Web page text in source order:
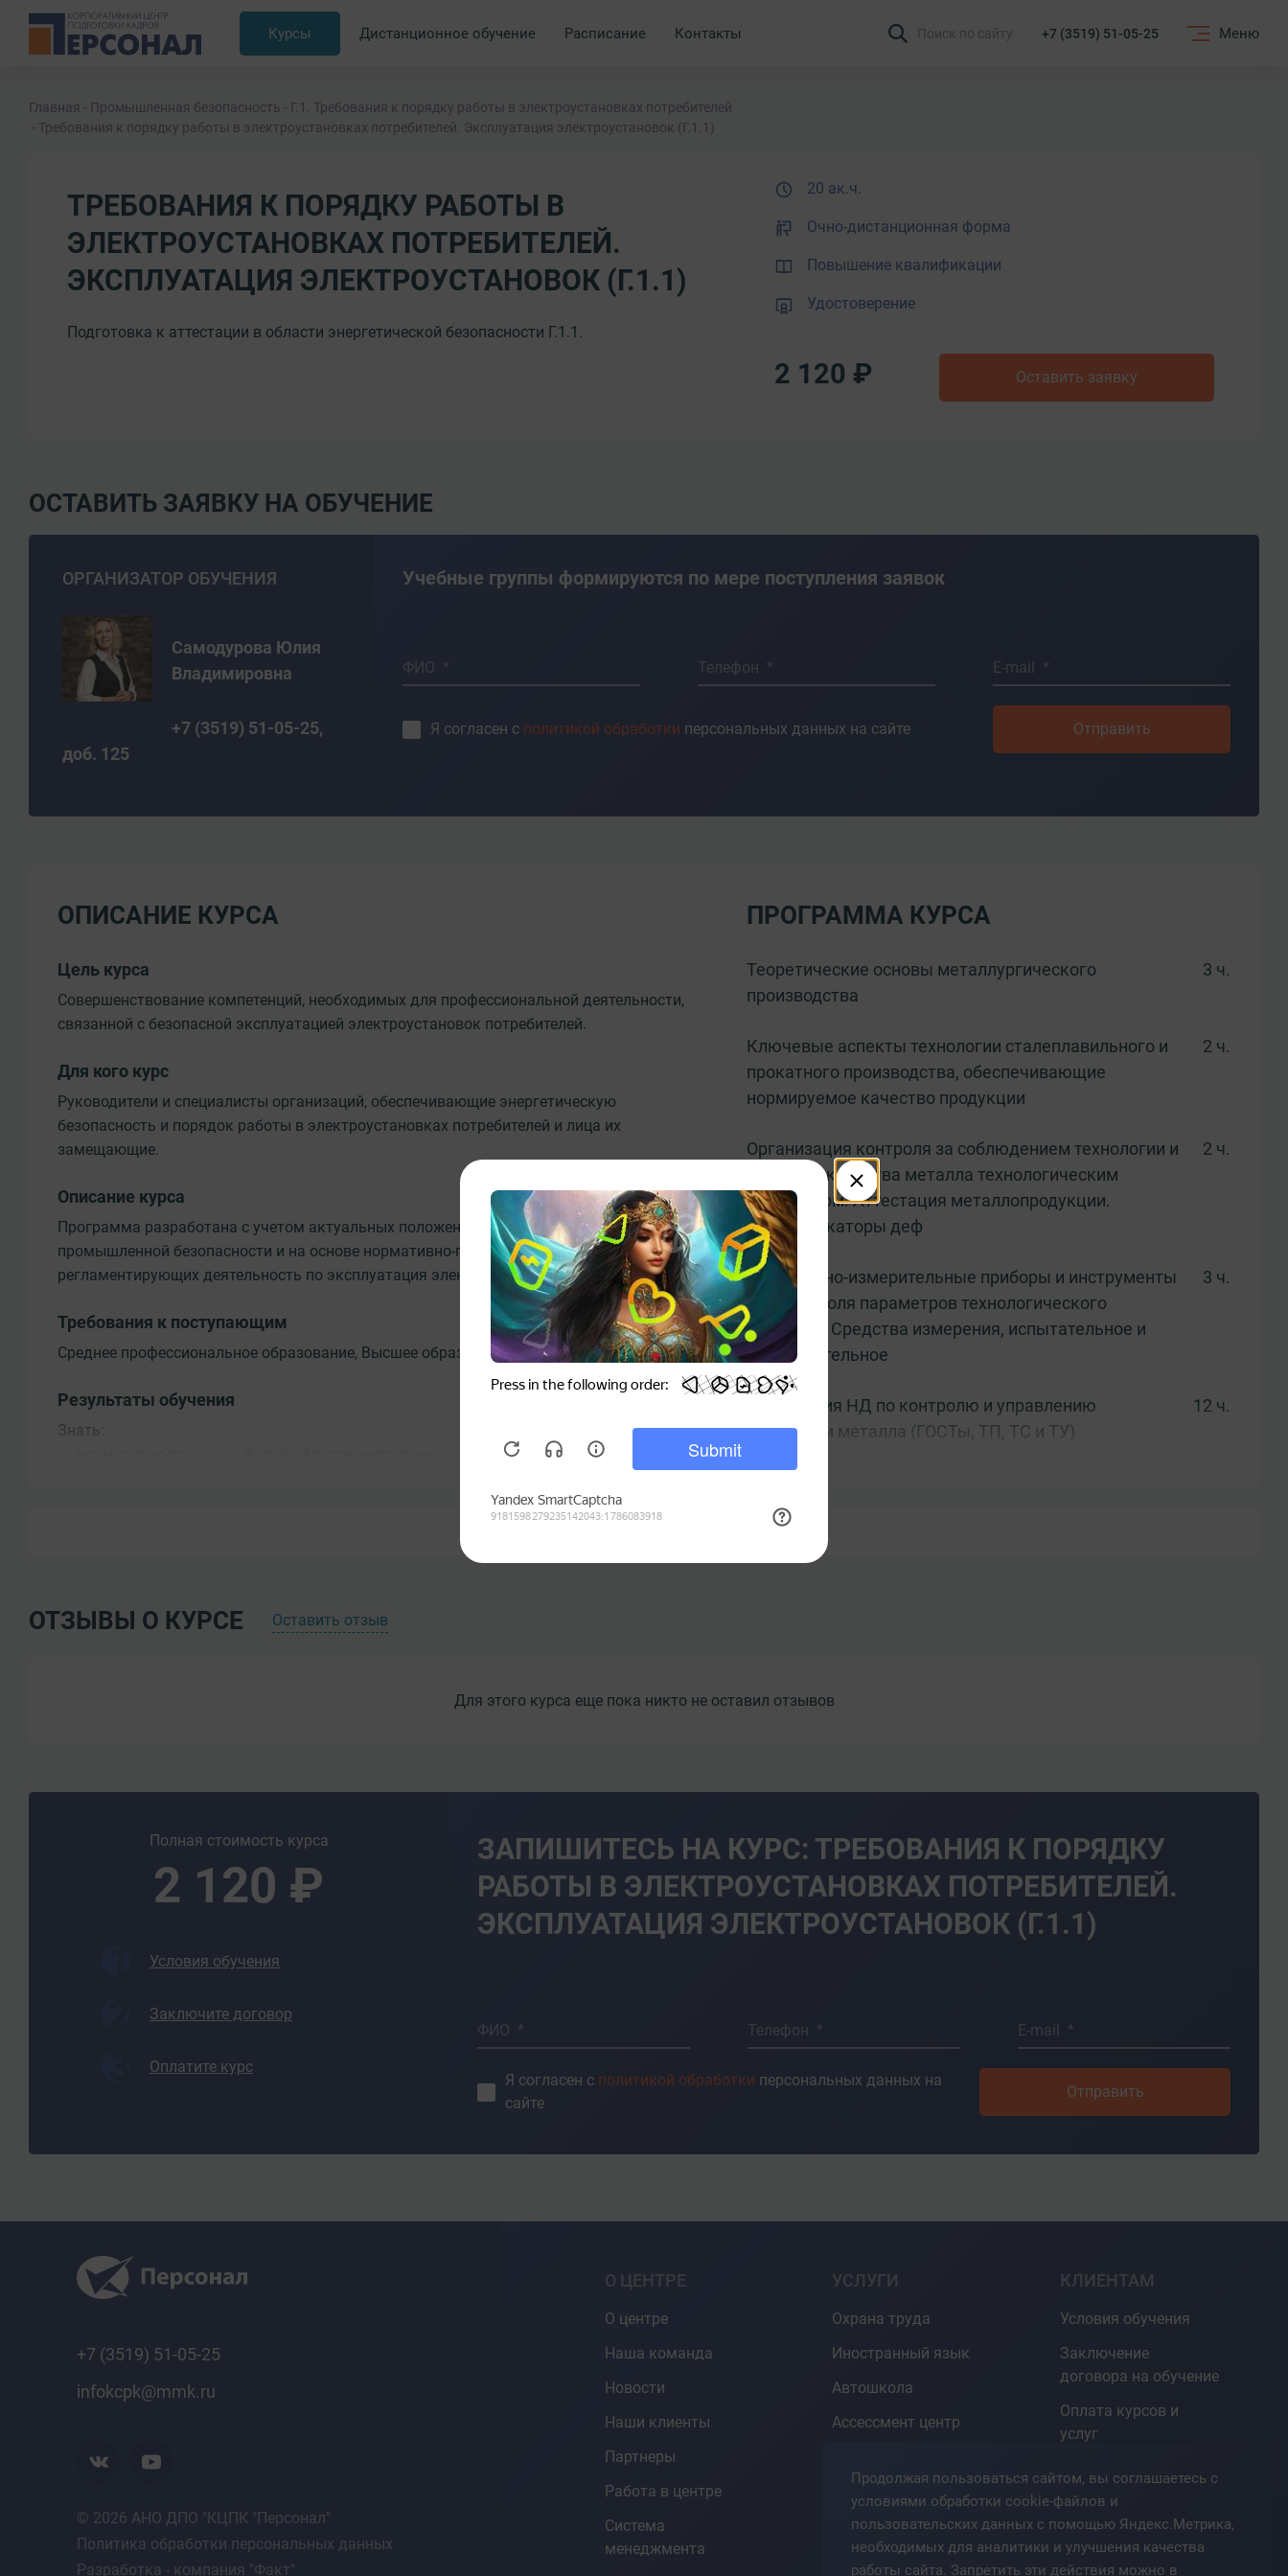
Курсы Дистанционное обучение Расписание Контакты Поиск по сайту +7 (3519) 51-05-25 Меню
Главная Промышленная безопасность
Г.1. Требования к порядку работы в электроустановках потребителей
Требования к порядку работы в электроустановках потребителей. Эксплуатация электроустановок (Г.1.1)
ТРЕБОВАНИЯ К ПОРЯДКУ РАБОТЫ В
ЭЛЕКТРОУСТАНОВКАХ ПОТРЕБИТЕЛЕЙ.
ЭКСПЛУАТАЦИЯ ЭЛЕКТРОУСТАНОВОК (Г.1.1)
Подготовка к аттестации в области энергетической безопасности Г.1.1.
20 ак.ч.
Очно-дистанционная форма
Повышение квалификации
Удостоверение
2 120 ₽ Оставить заявку
ОСТАВИТЬ ЗАЯВКУ НА ОБУЧЕНИЕ
ОРГАНИЗАТОР ОБУЧЕНИЯ
Самодурова Юлия
Владимировна
+7 (3519) 51-05-25,
доб. 125
Учебные группы формируются по мере поступления заявок
ФИО * Телефон * E-mail *
Я согласен с политикой обработки персональных данных на сайте Отправить
ОПИСАНИЕ КУРСА
Цель курса
Совершенствование компетенций, необходимых для профессиональной деятельности,
связанной с безопасной эксплуатацией электроустановок потребителей.
Для кого курс
Руководители и специалисты организаций, обеспечивающие энергетическую
безопасность и порядок работы в электроустановках потребителей и лица их
замещающие.
Описание курса
Программа разработана с учетом актуальных положений законодательства РФ о
промышленной безопасности и на основе нормативно-правовых документов,
регламентирующих деятельность по эксплуатация электроустановок.
Требования к поступающим
Среднее профессиональное образование, Высшее образование
Результаты обучения
Знать:
- нормативно-правовую базу в области энергетической безопасности;
документы, регламентирующие вопросы электробезопасности;
- электроустановки и порядок их технического обслуживания;
- общие правила безопасности, в том числе правила допуска к работе;
- правила оказания первой доврачебной помощи пострадавшему;
- пользоваться нормативно-правовой документацией, регламентирующей
- обеспечивать техническую безопасность и устойчивость технических средств и
технологических процессов на объектах энергетики;
- использовать знание организационных основ безопасности различных
производственных процессов в чрезвычайных ситуациях;
факторов на человека и применять меры защиты от них;
- практически оказывать первую помощь пострадавшим;
- вести надзор за работающими в электроустановках.
Зачет
ПРОГРАММА КУРСА
Теоретические основы металлургического
производства
3 ч.
Ключевые аспекты технологии сталеплавильного и
прокатного производства, обеспечивающие
нормируемое качество продукции
2 ч.
Организация контроля за соблюдением технологии и
контроля качества металла технологическим
персоналом. Аттестация металлопродукции.
Классификаторы деф
2 ч.
Контрольно-измерительные приборы и инструменты
для контроля параметров технологического
процесса. Средства измерения, испытательное и
вспомогательное
3 ч.
Требования НД по контролю и управлению
качеством металла (ГОСТы, ТП, ТС и ТУ)
12 ч.
ОТЗЫВЫ О КУРСЕ Оставить отзыв
Для этого курса еще пока никто не оставил отзывов
Полная стоимость курса
2 120 ₽
Условия обучения
Заключите договор
Оплатите курс
ЗАПИШИТЕСЬ НА КУРС: ТРЕБОВАНИЯ К ПОРЯДКУ
РАБОТЫ В ЭЛЕКТРОУСТАНОВКАХ ПОТРЕБИТЕЛЕЙ.
ЭКСПЛУАТАЦИЯ ЭЛЕКТРОУСТАНОВОК (Г.1.1)
ФИО * Телефон * E-mail *
Я согласен с политикой обработки персональных данных на
сайте
Отправить
+7 (3519) 51-05-25
infokcpk@mmk.ru
© 2026 АНО ДПО "КЦПК "Персонал"
Политика обработки персональных данных
Разработка - компания "Факт"
О ЦЕНТРЕ
О центре
Наша команда
Новости
Наши клиенты
Партнеры
Работа в центре
Система
менеджмента
УСЛУГИ
Охрана труда
Иностранный язык
Автошкола
Ассессмент центр
СДО
Конкурсы
профмастерства
Информационный
КЛИЕНТАМ
Условия обучения
Заключение
договора на обучение
Оплата курсов и
услуг
окончании
Гарантии
Контакты
Продолжая пользоваться сайтом, вы соглашаетесь с
условиями обработки cookie-файлов и
пользовательских данных с помощью Яндекс.Метрика,
необходимых для аналитики и улучшения качества
работы сайта. Запретить эти действия можно в